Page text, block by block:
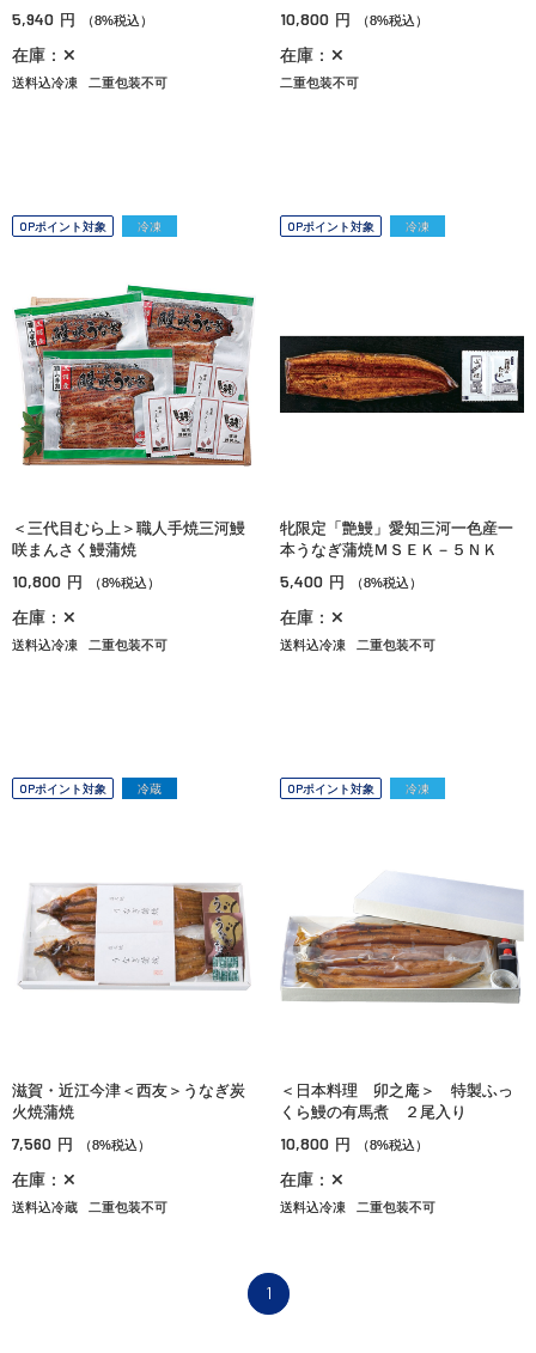
5,940 円 （8%税込）
在庫：✕
送料込冷凍 二重包装不可
10,800 円 （8%税込）
在庫：✕
二重包装不可
OPポイント対象 冷凍
＜三代目むら上＞職人手焼三河鰻
咲まんさく鰻蒲焼
10,800 円 （8%税込）
在庫：✕
送料込冷凍 二重包装不可
OPポイント対象 冷凍
牝限定「艶鰻」愛知三河一色産一
本うなぎ蒲焼ＭＳＥＫ－５ＮＫ
5,400 円 （8%税込）
在庫：✕
送料込冷凍 二重包装不可
OPポイント対象 冷蔵
滋賀・近江今津＜西友＞うなぎ炭
火焼蒲焼
7,560 円 （8%税込）
在庫：✕
送料込冷蔵 二重包装不可
OPポイント対象 冷凍
＜日本料理 卯之庵＞ 特製ふっ
くら鰻の有馬煮 ２尾入り
10,800 円 （8%税込）
在庫：✕
送料込冷凍 二重包装不可
1